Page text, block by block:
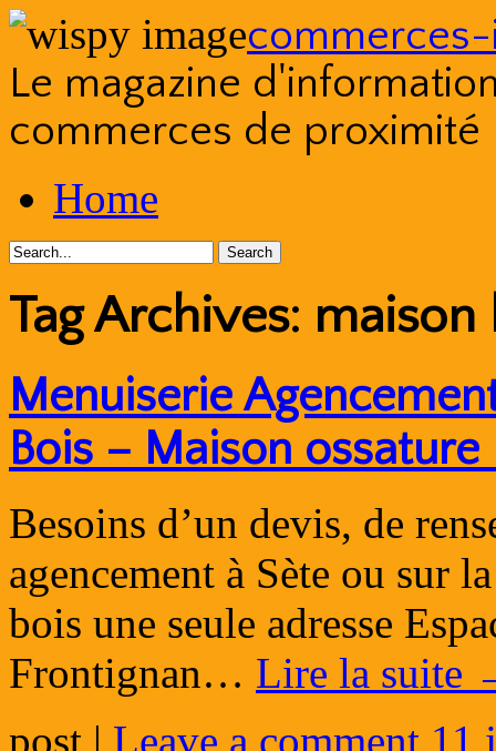
Le magazine
commerces de proximité
to
contentHome
Tag Archives: maison
Menuiserie
Bois – Maison ossature
Besoins d’un devis, de
agencement à Sète ou sur
bois une seule adresse
Frontignan… Lire la suite
post | Leave a comment 11